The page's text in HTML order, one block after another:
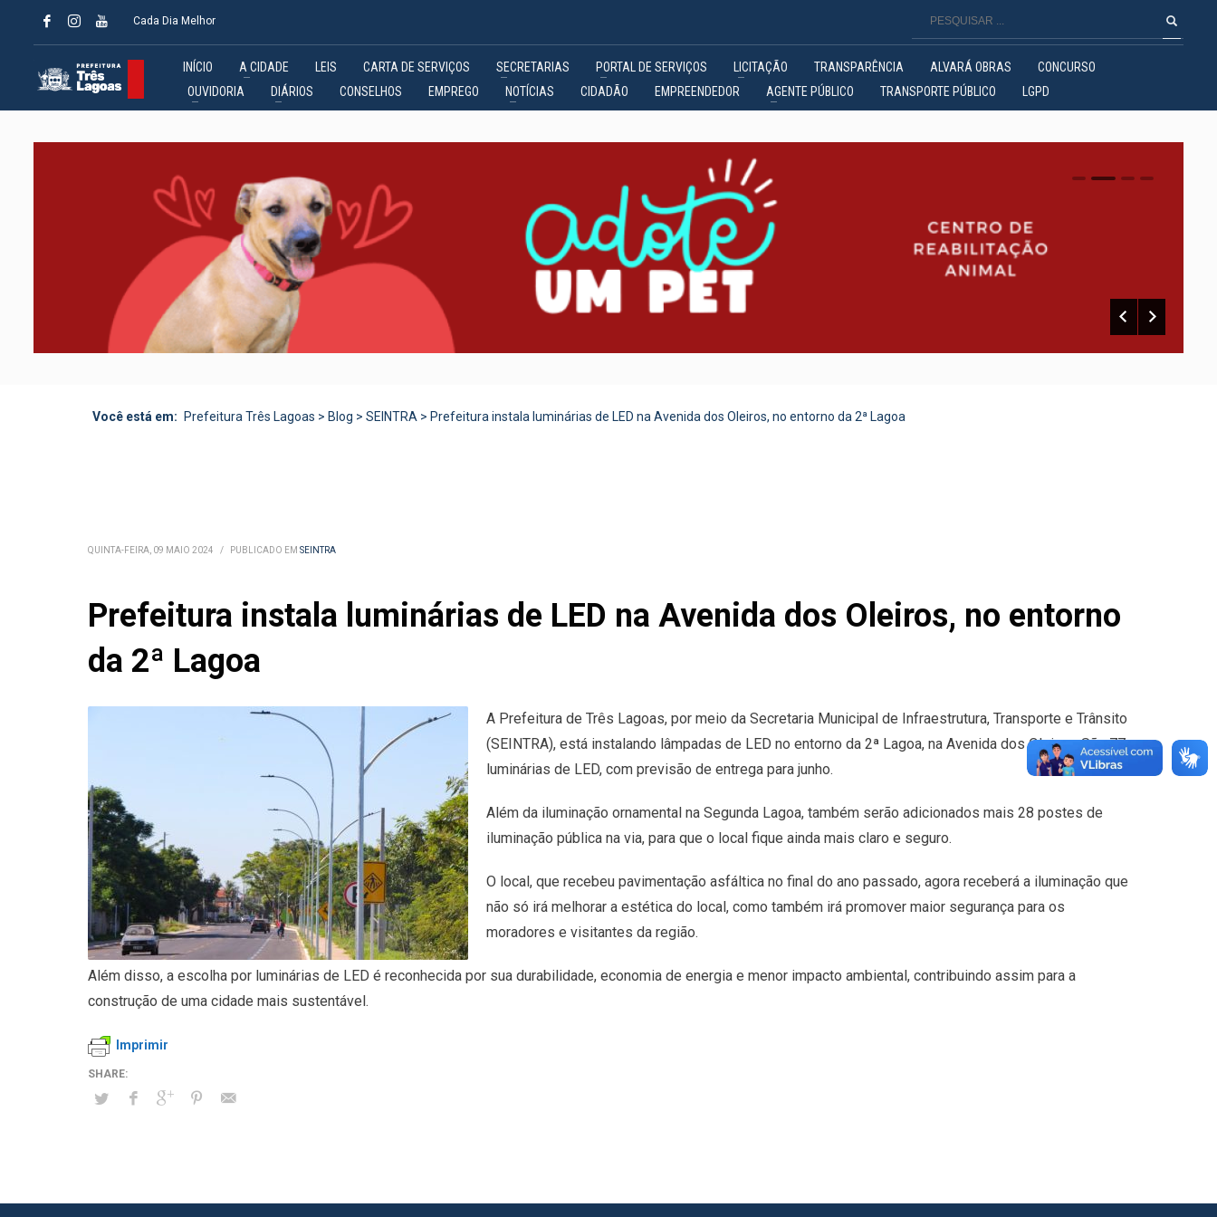
Cada Dia Melhor
INÍCIO A CIDADE LEIS CARTA DE SERVIÇOS SECRETARIAS PORTAL DE SERVIÇOS LICITAÇÃO TRANSPARÊNCIA ALVARÁ OBRAS
CONCURSO
OUVIDORIA
DIÁRIOS CONSELHOS EMPREGO NOTÍCIAS CIDADÃO EMPREENDEDOR AGENTE PÚBLICO TRANSPORTE PÚBLICO LGPD
0 1 2
Você está em: Prefeitura Três Lagoas > Blog > SEINTRA > Prefeitura instala luminárias de LED na Avenida dos Oleiros, no entorno da 2ª Lagoa
QUINTA-FEIRA, 09 MAIO 2024 / PUBLICADO EM SEINTRA
Prefeitura instala luminárias de LED na Avenida dos Oleiros, no entorno
da 2ª Lagoa
A Prefeitura de Três Lagoas, por meio da Secretaria Municipal de Infraestrutura, Transporte e Trânsito
(SEINTRA), está instalando lâmpadas de LED no entorno da 2ª Lagoa, na Avenida dos Oleiros. São 77
luminárias de LED, com previsão de entrega para junho.
Além da iluminação ornamental na Segunda Lagoa, também serão adicionados mais 28 postes de
iluminação pública na via, para que o local fique ainda mais claro e seguro.
O local, que recebeu pavimentação asfáltica no final do ano passado, agora receberá a iluminação que
não só irá melhorar a estética do local, como também irá promover maior segurança para os
moradores e visitantes da região.
Além disso, a escolha por luminárias de LED é reconhecida por sua durabilidade, economia de energia e menor impacto ambiental, contribuindo assim para a
construção de uma cidade mais sustentável.
Imprimir